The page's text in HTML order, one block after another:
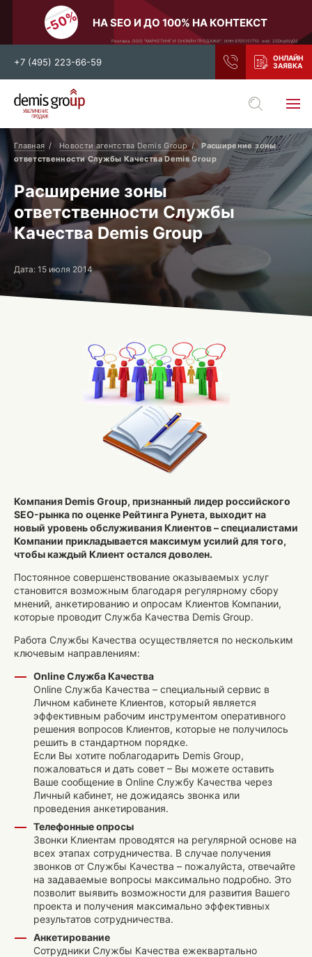
НА SEO И ДО 100% НА КОНТЕКСТ
Реклама. ООО "МАРКЕТИНГ И ОНЛАЙН ПРОДАЖИ". ИНН 9705151710. erid: 2SDnjdiVyD2
+7 (495) 223-66-59
Выберите свой город
Москва
Санкт-Петербург
Нижний Новгород
Тамбов
Воронеж
Новосибирск
Екатеринбург
Самара
Ростов-на-Дону
и все регионы РФ
Главная Новости агентства Demis Group
Расширение зоны
ответственности Службы Качества Demis Group
Расширение зоны
ответственности Службы
Качества Demis Group
Дата: 15 июля 2014
Компания Demis Group, признанный лидер российского
SEO-рынка по оценке Рейтинга Рунета, выходит на
новый уровень обслуживания Клиентов – специалистами
Компании прикладывается максимум усилий для того,
чтобы каждый Клиент остался доволен.
Постоянное совершенствование оказываемых услуг
становится возможным благодаря регулярному сбору
мнений, анкетированию и опросам Клиентов Компании,
которые проводит Служба Качества Demis Group.
Работа Службы Качества осуществляется по нескольким
ключевым направлениям:
Online Служба Качества
Online Служба Качества – специальный сервис в
Личном кабинете Клиентов, который является
эффективным рабочим инструментом оперативного
решения вопросов Клиентов, которые не получилось
решить в стандартном порядке.
Если Вы хотите поблагодарить Demis Group,
пожаловаться и дать совет – Вы можете оставить
Ваше сообщение в Online Службу Качества через
Личный кабинет, не дожидаясь звонка или
проведения анкетирования.
Телефонные опросы
Звонки Клиентам проводятся на регулярной основе на
всех этапах сотрудничества. В случае получения
звонков от Службы Качества – пожалуйста, отвечайте
на задаваемые вопросы максимально подробно. Это
позволит выявить возможности для развития Вашего
проекта и получения максимально эффективных
результатов сотрудничества.
Анкетирование
Сотрудники Службы Качества ежеквартально